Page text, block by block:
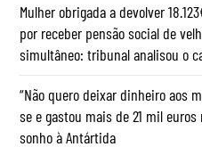
Mulher obrigada a devolver
por receber pensão social de
simultâneo: tribunal analisou o
“Não quero deixar dinheiro aos
se e gastou mais de 21 mil
sonho à Antártida